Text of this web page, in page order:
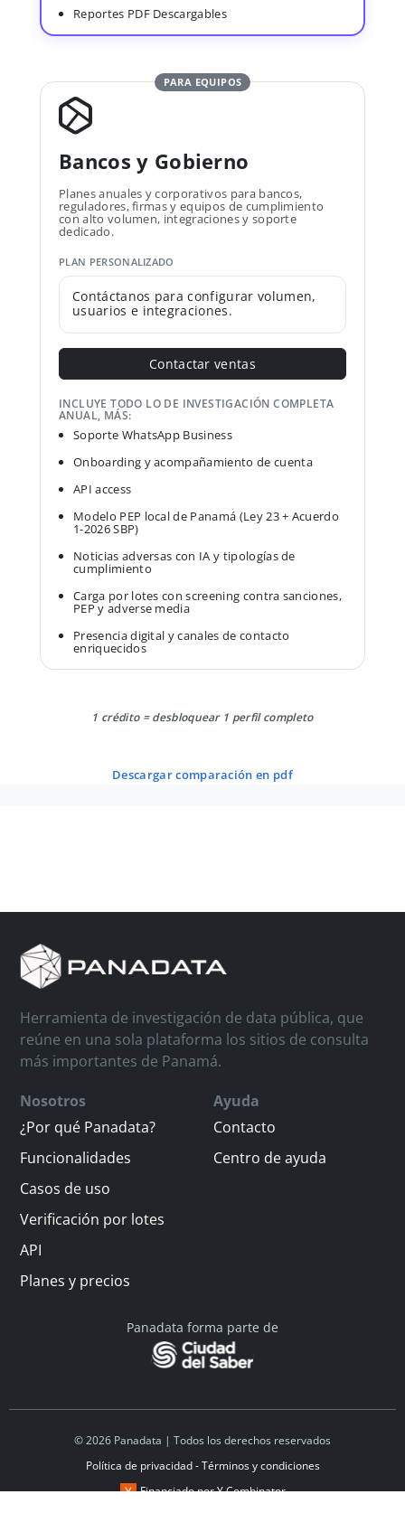
Reportes PDF Descargables
PARA EQUIPOS
Bancos y Gobierno
Planes anuales y corporativos para bancos,
reguladores, firmas y equipos de cumplimiento
con alto volumen, integraciones y soporte
dedicado.
PLAN PERSONALIZADO
Contáctanos para configurar volumen,
usuarios e integraciones.
Contactar ventas
INCLUYE TODO LO DE INVESTIGACIÓN COMPLETA
ANUAL, MÁS:
Soporte WhatsApp Business
Onboarding y acompañamiento de cuenta
API access
Modelo PEP local de Panamá (Ley 23 + Acuerdo
1-2026 SBP)
Noticias adversas con IA y tipologías de
cumplimiento
Carga por lotes con screening contra sanciones,
PEP y adverse media
Presencia digital y canales de contacto
enriquecidos
1 crédito = desbloquear 1 perfil completo
descargar comparación en pdf
Herramienta de investigación de data pública, que
reúne en una sola plataforma los sitios de consulta
más importantes de Panamá.
Nosotros
¿Por qué Panadata?
Funcionalidades
Casos de uso
Verificación por lotes
API
Planes y precios
Ayuda
Contacto
Centro de ayuda
Panadata forma parte de
© 2026 Panadata | Todos los derechos reservados
Política de privacidad - Términos y condiciones
Financiado por Y Combinator